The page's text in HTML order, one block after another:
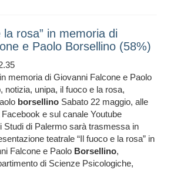
la rosa” in memoria di
e Paolo Borsellino (58%)
memoria di Giovanni Falcone e Paolo
notizia, unipa, il fuoco e la rosa,
borsellino Sabato 22 maggio, alle
e sul canale Youtube
Studi di Palermo sarà trasmessa in
teatrale “Il fuoco e la rosa” in
Falcone e Paolo Borsellino,
di Scienze Psicologiche,